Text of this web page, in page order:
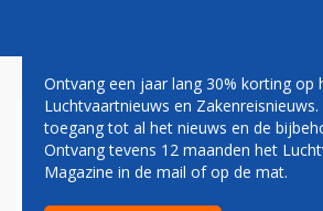
LUFTHANSA WEER
BOEING 747 NAAR
Ontvang een jaar lang 30% korting op
Luchtvaartnieuws en
toegang tot al het nieuws en de
Ontvang tevens 12 maanden het
Magazine in de mail of op de mat.